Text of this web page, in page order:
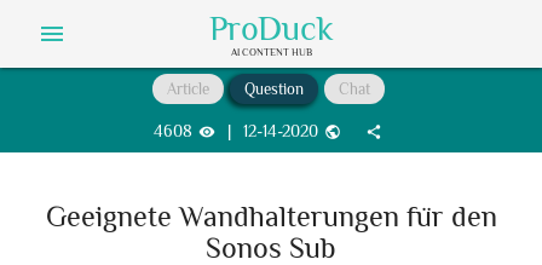
menu ProDuck
AI CONTENT HUB
Article Question Chat
4608 visibility | 12-14-2020 public share
Geeignete Wandhalterungen für den
Sonos Sub